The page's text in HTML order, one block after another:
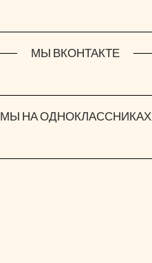
МЫ ВКОНТАКТЕ
МЫ НА ОДНОКЛАССНИКАХ